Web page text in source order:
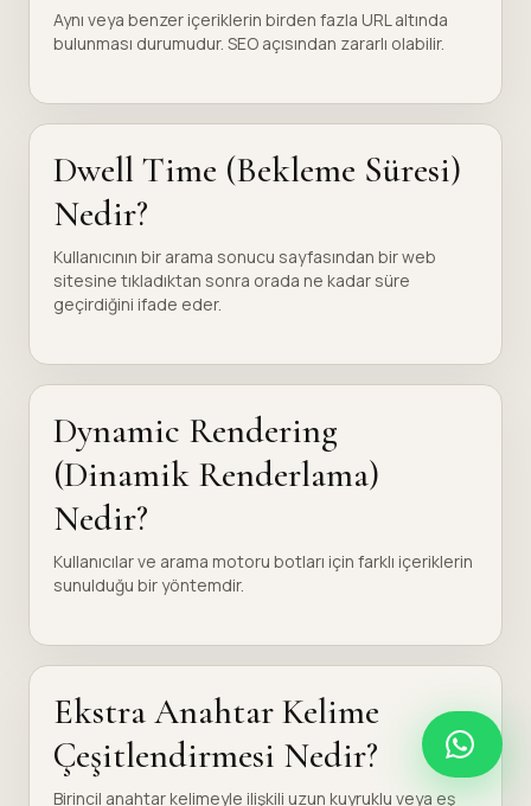
Aynı veya benzer içeriklerin birden fazla URL altında
bulunması durumudur. SEO açısından zararlı olabilir.
Dwell Time (Bekleme Süresi)
Nedir?
Kullanıcının bir arama sonucu sayfasından bir web
sitesine tıkladıktan sonra orada ne kadar süre
geçirdiğini ifade eder.
Dynamic Rendering
(Dinamik Renderlama)
Nedir?
Kullanıcılar ve arama motoru botları için farklı içeriklerin
sunulduğu bir yöntemdir.
Ekstra Anahtar Kelime
Çeşitlendirmesi Nedir?
Birincil anahtar kelimeyle ilişkili uzun kuyruklu veya eş